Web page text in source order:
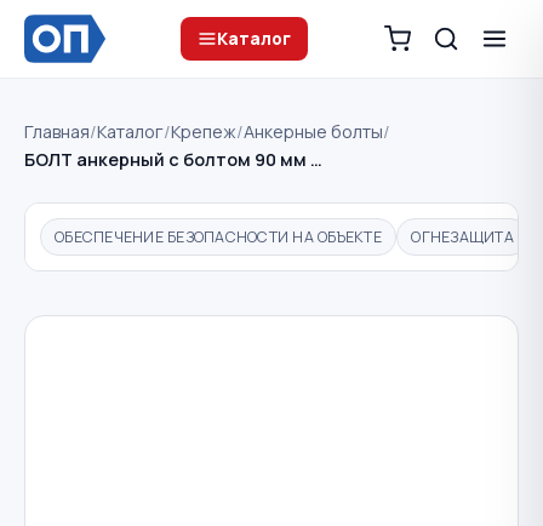
Каталог
Главная/Каталог/Крепеж/Анкерные болты/
БОЛТ анкерный с болтом 90 мм …
ОБЕСПЕЧЕНИЕ БЕЗОПАСНОСТИ НА ОБЪЕКТЕ ОГНЕЗАЩИТА